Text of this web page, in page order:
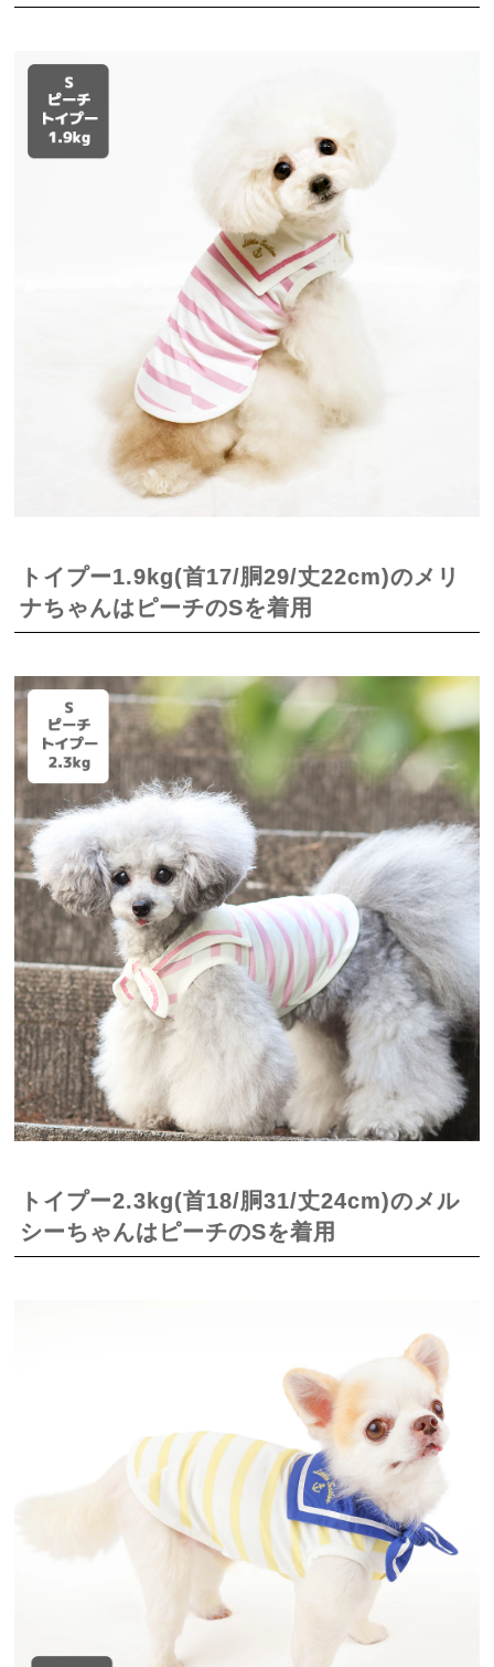
トイプー1.9kg(首17/胴29/丈22cm)のメリ
ナちゃんはピーチのSを着用
トイプー2.3kg(首18/胴31/丈24cm)のメル
シーちゃんはピーチのSを着用